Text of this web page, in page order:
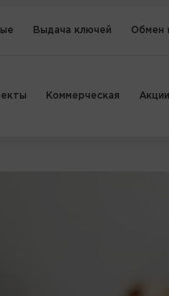
Выдача ключей Обмен
Коммерческая Акции